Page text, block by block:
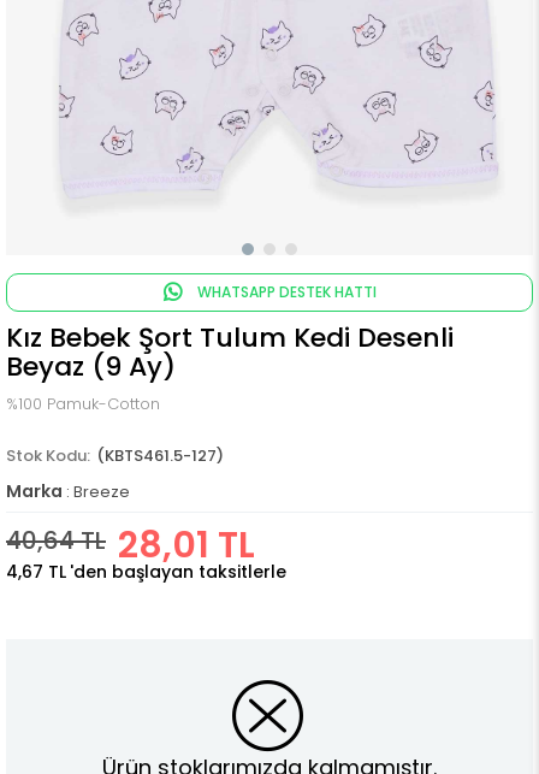
WHATSAPP DESTEK HATTI
Kız Bebek Şort Tulum Kedi Desenli
Beyaz (9 Ay)
%100 Pamuk-Cotton
(KBTS461.5-127)
Marka : Breeze
40,64 TL 28,01 TL
4,67 TL 'den başlayan taksitlerle
Ürün stoklarımızda kalmamıştır.